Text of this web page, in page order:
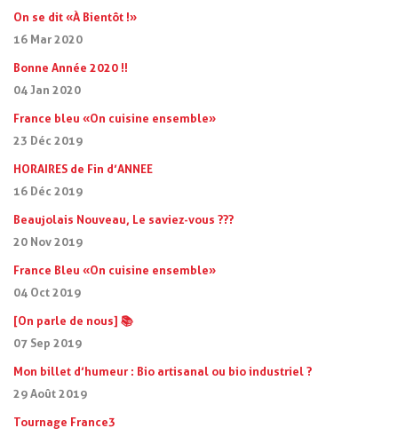
On se dit « À Bientôt ! »
16 Mar 2020
Bonne Année 2020 !!
04 Jan 2020
France bleu « On cuisine ensemble »
23 Déc 2019
HORAIRES de Fin d’ANNEE
16 Déc 2019
Beaujolais Nouveau, Le saviez-vous ???
20 Nov 2019
France Bleu « On cuisine ensemble »
04 Oct 2019
[On parle de nous] 📚
07 Sep 2019
Mon billet d’humeur : Bio artisanal ou bio industriel ?
29 Août 2019
Tournage France3